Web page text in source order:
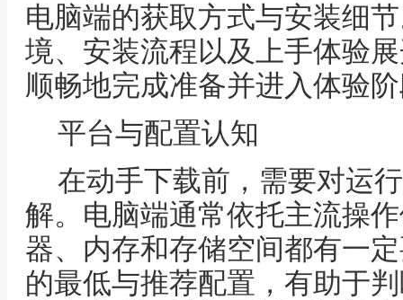
电脑端的获取方式与安装细
境、安装流程以及上手体验
顺畅地完成准备并进入体验
平台与配置认知
在动手下载前，需要对运
解。电脑端通常依托主流操
器、内存和存储空间都有一
的最低与推荐配置，有助于